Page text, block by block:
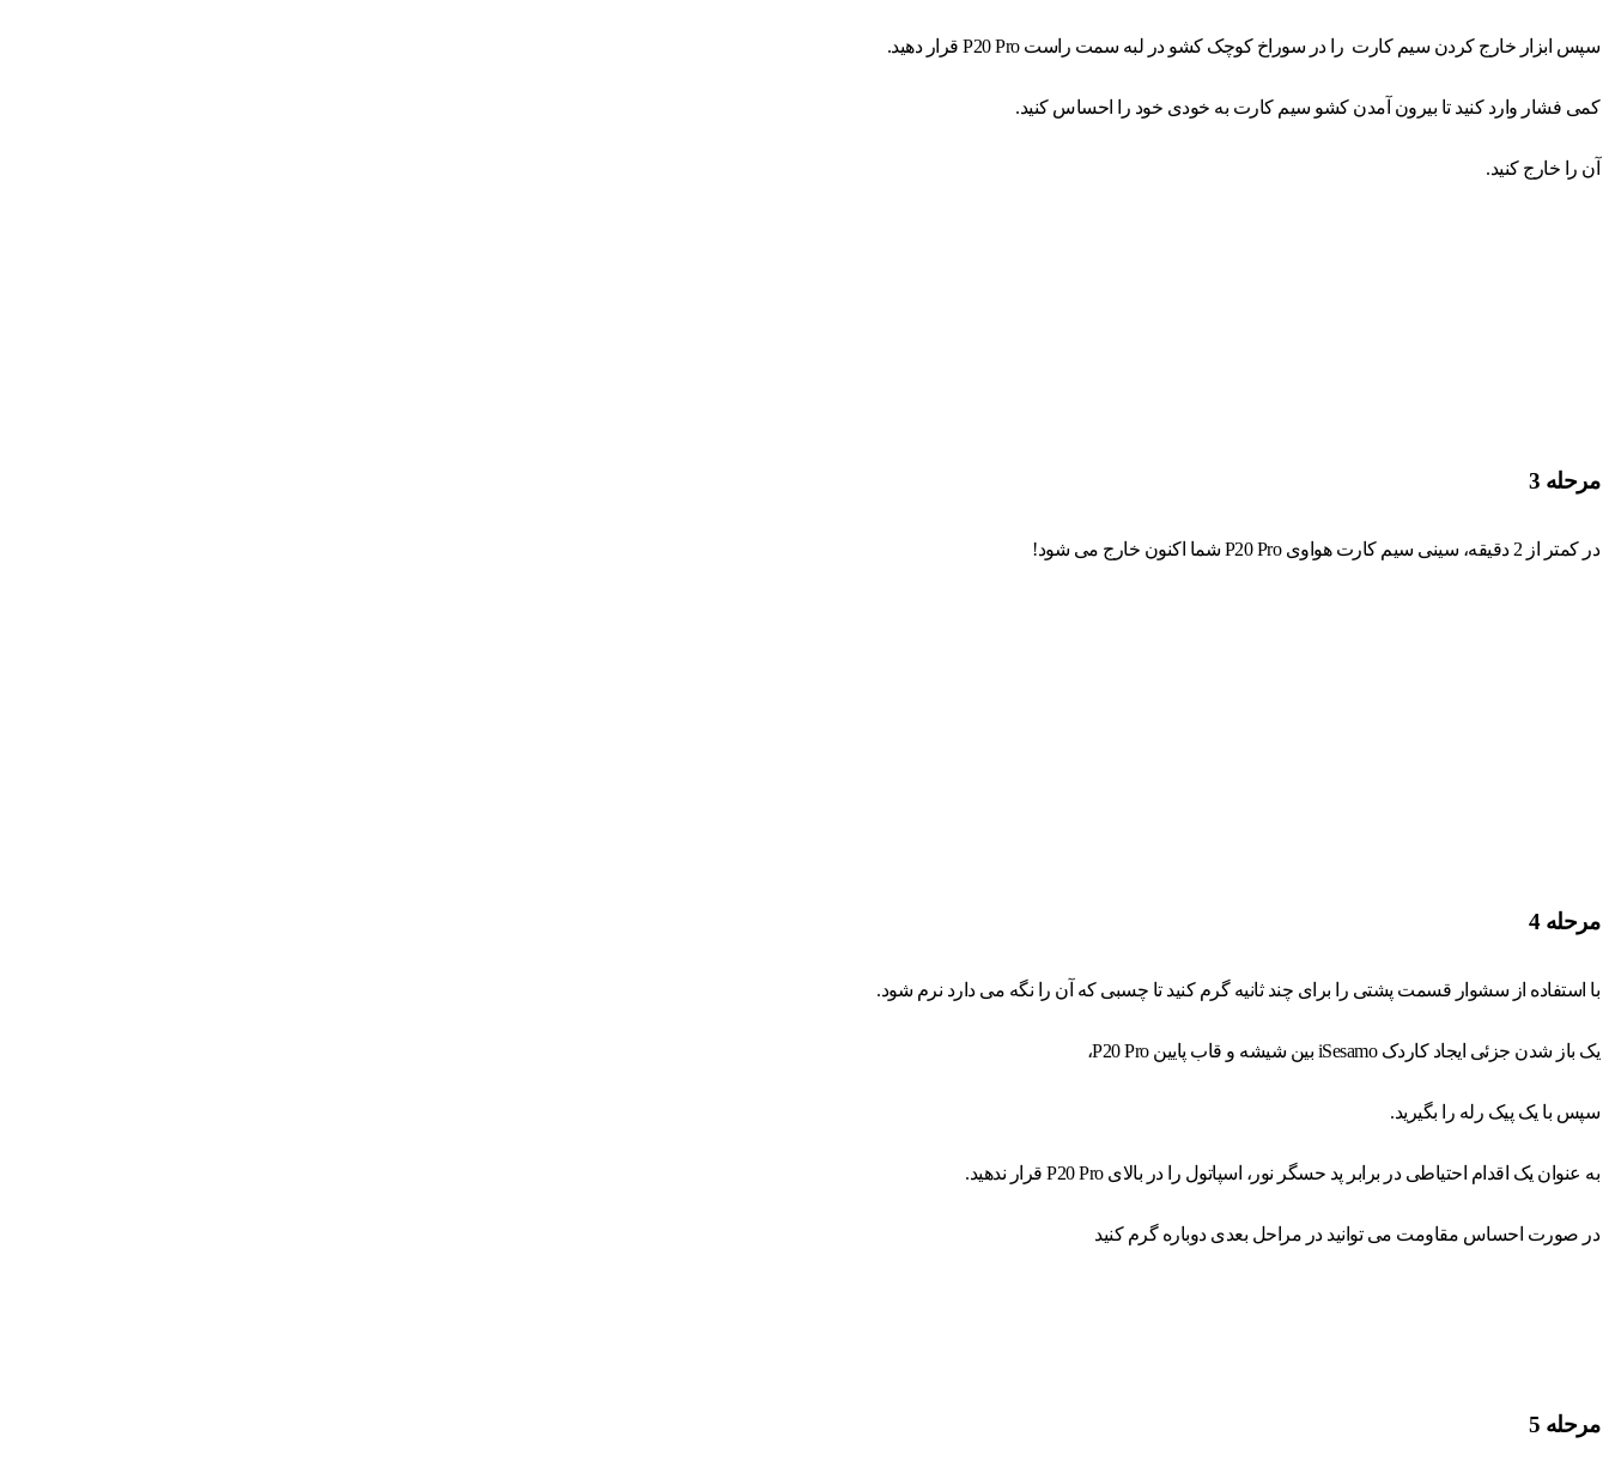
سپس ابزار خارج کردن سیم کارت را در سوراخ کوچک کشو در لبه سمت راست P20 Pro قرار دهید.
کمی فشار وارد کنید تا بیرون آمدن کشو سیم کارت به خودی خود را احساس کنید.
آن را خارج کنید.
مرحله 3
در کمتر از 2 دقیقه، سینی سیم کارت هواوی P20 Pro شما اکنون خارج می شود!
مرحله 4
با استفاده از سشوار قسمت پشتی را برای چند ثانیه گرم کنید تا چسبی که آن را نگه می دارد نرم شود.
یک باز شدن جزئی ایجاد کاردک iSesamo بین شیشه و قاب پایین P20 Pro،
سپس با یک پیک رله را بگیرید.
به عنوان یک اقدام احتیاطی در برابر پد حسگر نور، اسپاتول را در بالای P20 Pro قرار ندهید.
در صورت احساس مقاومت می توانید در مراحل بعدی دوباره گرم کنید
مرحله 5